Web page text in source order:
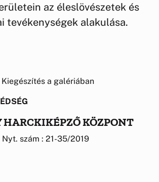
az éleslövészetek és
tevékenységek alakulása.
Kiegészítés a galériában
HARCKIKÉPZŐ KÖZPONT
Nyt. szám : 21-35/2019